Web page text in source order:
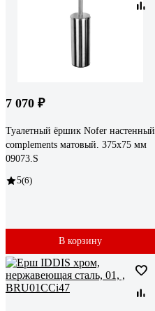
7 070 ₽
Туалетный ёршик Nofer настенный
complements матовый. 375х75 мм
09073.S
5(6)
В корзину